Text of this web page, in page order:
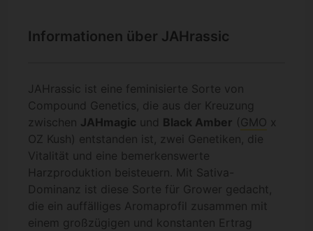
Informationen über JAHrassic
JAHrassic ist eine feminisierte Sorte von
Compound Genetics, die aus der Kreuzung
zwischen JAHmagic und Black Amber ( GMO x
OZ Kush) entstanden ist, zwei Genetiken, die
Vitalität und eine bemerkenswerte
Harzproduktion beisteuern. Mit Sativa-
Dominanz ist diese Sorte für Grower gedacht,
die ein auffälliges Aromaprofil zusammen mit
einem großzügigen und konstanten Ertrag